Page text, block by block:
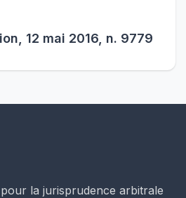
12 mai 2016, n. 9779
la jurisprudence arbitrale